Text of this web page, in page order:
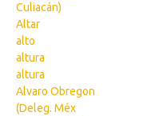
Culiacán)
Altar
alto
altura
altura
Alvaro Obregon
(Deleg. Méx